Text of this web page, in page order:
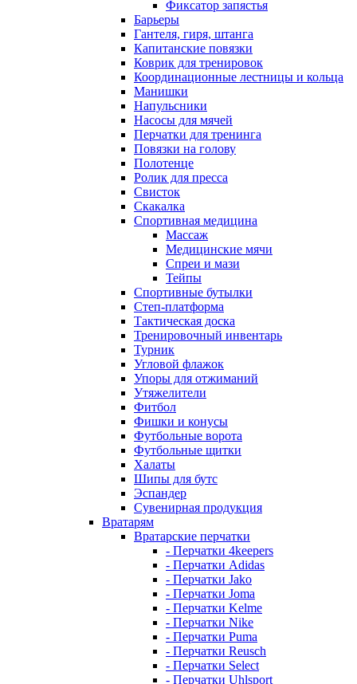
Фиксатор запястья
Барьеры
Гантеля, гиря, штанга
Капитанские повязки
Коврик для тренировок
Координационные лестницы и кольца
Манишки
Напульсники
Насосы для мячей
Перчатки для тренинга
Повязки на голову
Полотенце
Ролик для пресса
Свисток
Скакалка
Спортивная медицина
Массаж
Медицинские мячи
Спреи и мази
Тейпы
Спортивные бутылки
Степ-платформа
Тактическая доска
Тренировочный инвентарь
Турник
Угловой флажок
Упоры для отжиманий
Утяжелители
Фитбол
Фишки и конусы
Футбольные ворота
Футбольные щитки
Халаты
Шипы для бутс
Эспандер
Сувенирная продукция
Вратарям
Вратарские перчатки
- Перчатки 4keepers
- Перчатки Adidas
- Перчатки Jako
- Перчатки Joma
- Перчатки Kelme
- Перчатки Nike
- Перчатки Puma
- Перчатки Reusch
- Перчатки Select
- Перчатки Uhlsport